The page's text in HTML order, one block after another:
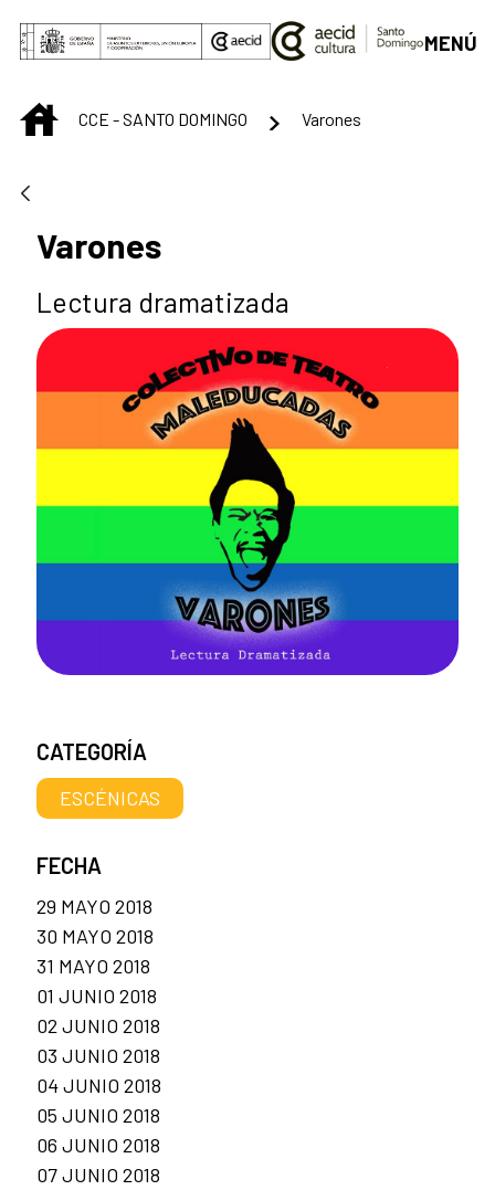
Saltar al contenido principal
MENÚ
INICIOCCE - SANTO DOMINGO Varones
Varones
Lectura dramatizada
CATEGORÍA
ESCÉNICAS
FECHA
29 MAYO 2018
30 MAYO 2018
31 MAYO 2018
01 JUNIO 2018
02 JUNIO 2018
03 JUNIO 2018
04 JUNIO 2018
05 JUNIO 2018
06 JUNIO 2018
07 JUNIO 2018